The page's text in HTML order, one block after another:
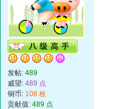
发帖: 489
威望: 489 点
铜币: 108 枚
贡献值: 489 点